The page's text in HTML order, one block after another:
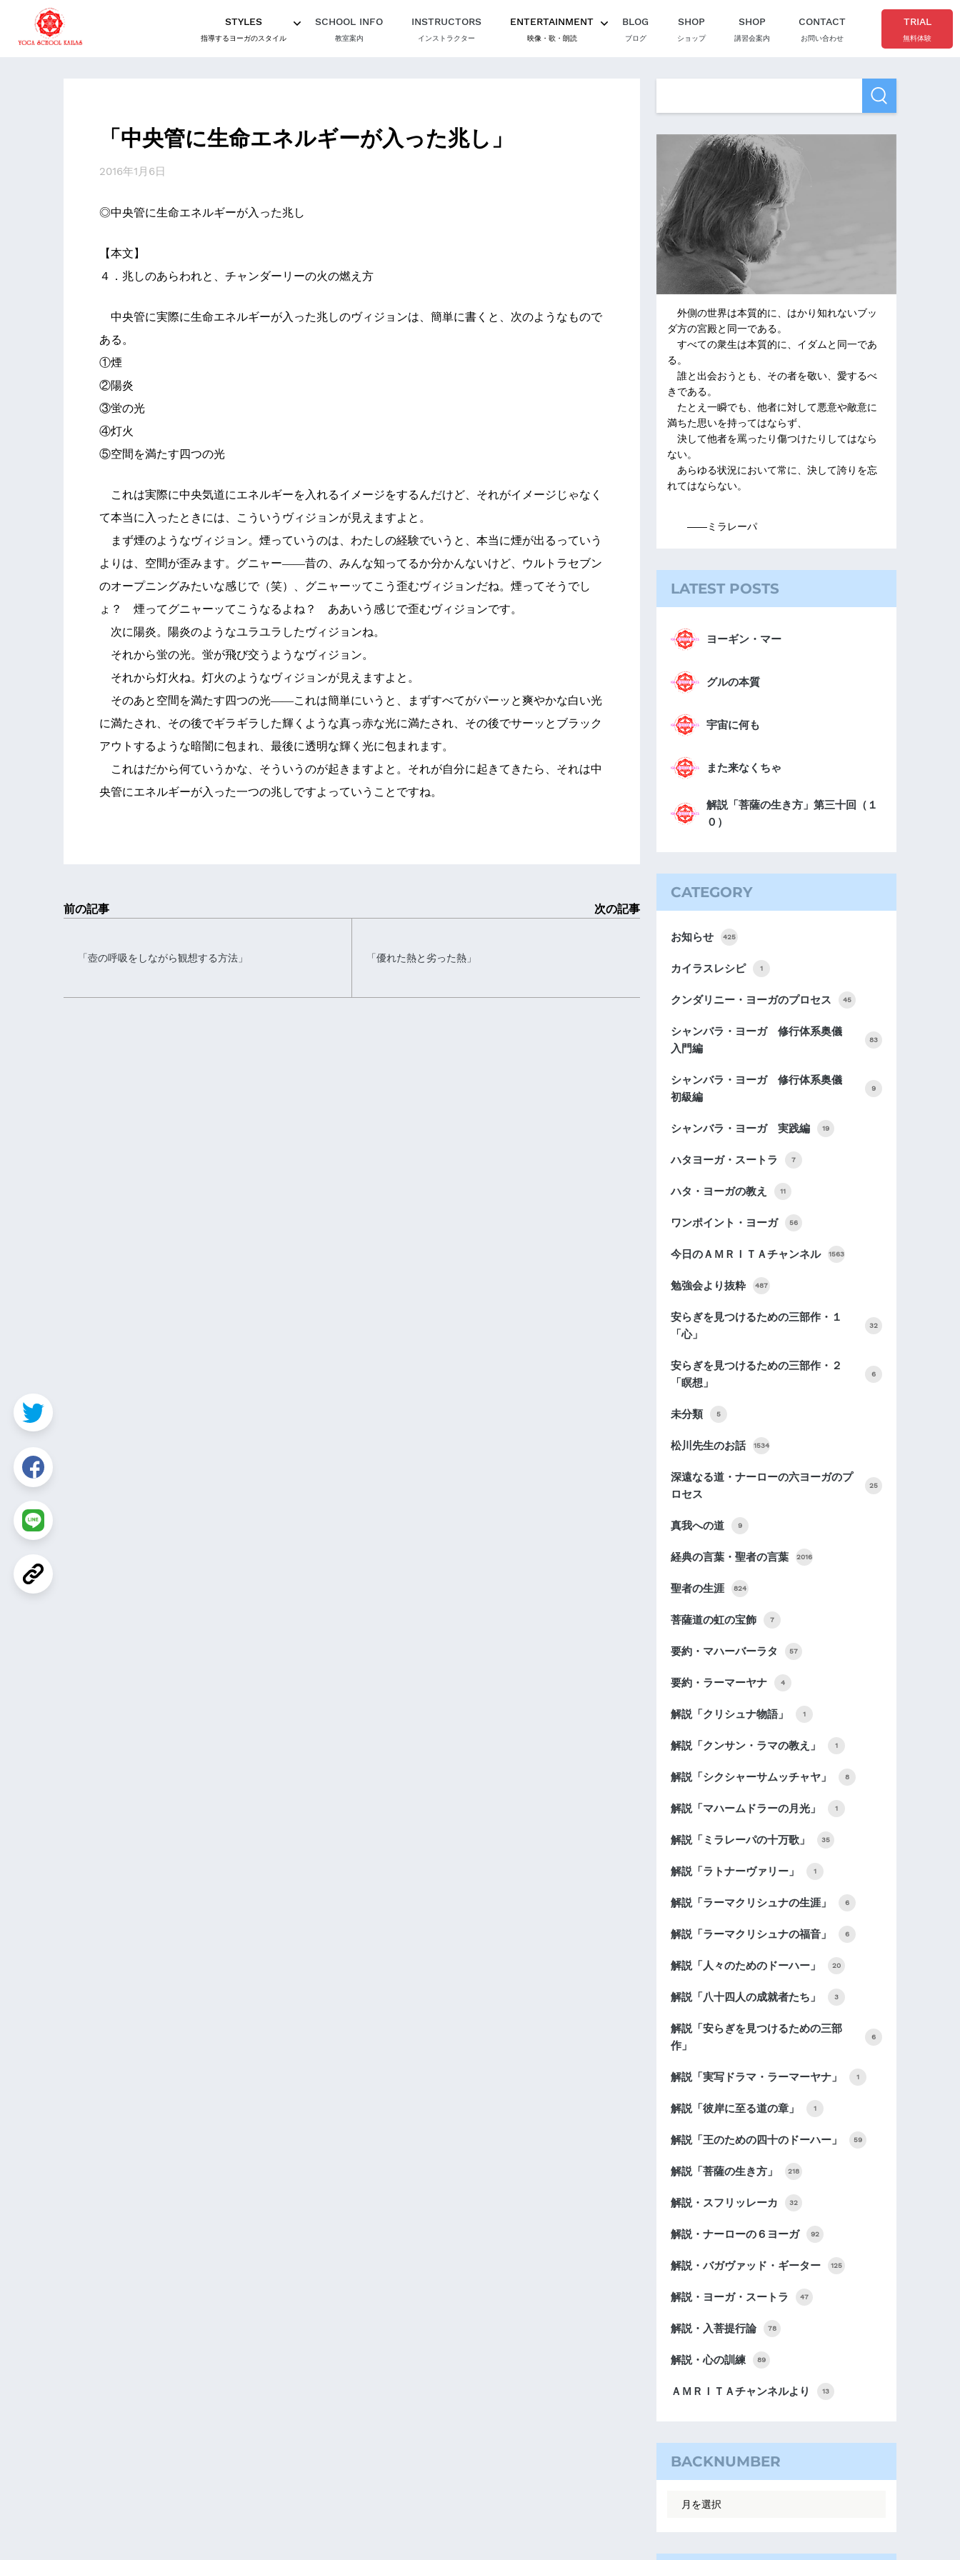
STYLES
指導するヨーガのスタイル
SCHOOL INFO
教室案内
INSTRUCTORS
インストラクター
ENTERTAINMENT
映像・歌・朗読
BLOG
ブログ
SHOP
ショップ
SHOP
講習会案内
CONTACT
お問い合わせ
TRIAL
無料体験
「中央管に生命エネルギーが入った兆し」
2016年1月6日
◎中央管に生命エネルギーが入った兆し
【本文】
４．兆しのあらわれと、チャンダーリーの火の燃え方
中央管に実際に生命エネルギーが入った兆しのヴィジョンは、簡単に書くと、次のようなもので
ある。
①煙
②陽炎
③蛍の光
④灯火
⑤空間を満たす四つの光
これは実際に中央気道にエネルギーを入れるイメージをするんだけど、それがイメージじゃなく
て本当に入ったときには、こういうヴィジョンが見えますよと。
まず煙のようなヴィジョン。煙っていうのは、わたしの経験でいうと、本当に煙が出るっていう
よりは、空間が歪みます。グニャー――昔の、みんな知ってるか分かんないけど、ウルトラセブン
のオープニングみたいな感じで（笑）、グニャーッてこう歪むヴィジョンだね。煙ってそうでし
ょ？ 煙ってグニャーッてこうなるよね？ ああいう感じで歪むヴィジョンです。
次に陽炎。陽炎のようなユラユラしたヴィジョンね。
それから蛍の光。蛍が飛び交うようなヴィジョン。
それから灯火ね。灯火のようなヴィジョンが見えますよと。
そのあと空間を満たす四つの光――これは簡単にいうと、まずすべてがパーッと爽やかな白い光
に満たされ、その後でギラギラした輝くような真っ赤な光に満たされ、その後でサーッとブラック
アウトするような暗闇に包まれ、最後に透明な輝く光に包まれます。
これはだから何ていうかな、そういうのが起きますよと。それが自分に起きてきたら、それは中
央管にエネルギーが入った一つの兆しですよっていうことですね。
前の記事
「壺の呼吸をしながら観想する方法」
次の記事
「優れた熱と劣った熱」
外側の世界は本質的に、はかり知れないブッ
ダ方の宮殿と同一である。
すべての衆生は本質的に、イダムと同一であ
る。
誰と出会おうとも、その者を敬い、愛するべ
きである。
たとえ一瞬でも、他者に対して悪意や敵意に
満ちた思いを持ってはならず、
決して他者を罵ったり傷つけたりしてはなら
ない。
あらゆる状況において常に、決して誇りを忘
れてはならない。
――ミラレーパ
LATEST POSTS
ヨーギン・マー
グルの本質
宇宙に何も
また来なくちゃ
解説「菩薩の生き方」第三十回（１
０）
CATEGORY
お知らせ 425
カイラスレシピ 1
クンダリニー・ヨーガのプロセス 45
シャンバラ・ヨーガ 修行体系奥儀
入門編
83
シャンバラ・ヨーガ 修行体系奥儀
初級編
9
シャンバラ・ヨーガ 実践編 19
ハタヨーガ・スートラ 7
ハタ・ヨーガの教え 11
ワンポイント・ヨーガ 56
今日のＡＭＲＩＴＡチャンネル 1563
勉強会より抜粋 487
安らぎを見つけるための三部作・１
「心」
32
安らぎを見つけるための三部作・２
「瞑想」
6
未分類 5
松川先生のお話 1534
深遠なる道・ナーローの六ヨーガのプ
ロセス
25
真我への道 9
経典の言葉・聖者の言葉 2016
聖者の生涯 824
菩薩道の虹の宝飾 7
要約・マハーバーラタ 57
要約・ラーマーヤナ 4
解説「クリシュナ物語」 1
解説「クンサン・ラマの教え」 1
解説「シクシャーサムッチャヤ」 8
解説「マハームドラーの月光」 1
解説「ミラレーパの十万歌」 35
解説「ラトナーヴァリー」 1
解説「ラーマクリシュナの生涯」 6
解説「ラーマクリシュナの福音」 6
解説「人々のためのドーハー」 20
解説「八十四人の成就者たち」 3
解説「安らぎを見つけるための三部
作」
6
解説「実写ドラマ・ラーマーヤナ」 1
解説「彼岸に至る道の章」 1
解説「王のための四十のドーハー」 59
解説「菩薩の生き方」 218
解説・スフリッレーカ 32
解説・ナーローの６ヨーガ 92
解説・バガヴァッド・ギーター 125
解説・ヨーガ・スートラ 47
解説・入菩提行論 78
解説・心の訓練 89
ＡＭＲＩＴＡチャンネルより 13
BACKNUMBER